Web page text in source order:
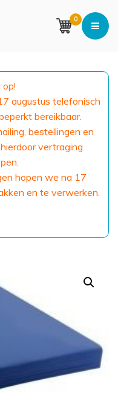
0
op!
augustus telefonisch
bereikbaar.
bestellingen en
vertraging
hopen we na 17
en te verwerken.